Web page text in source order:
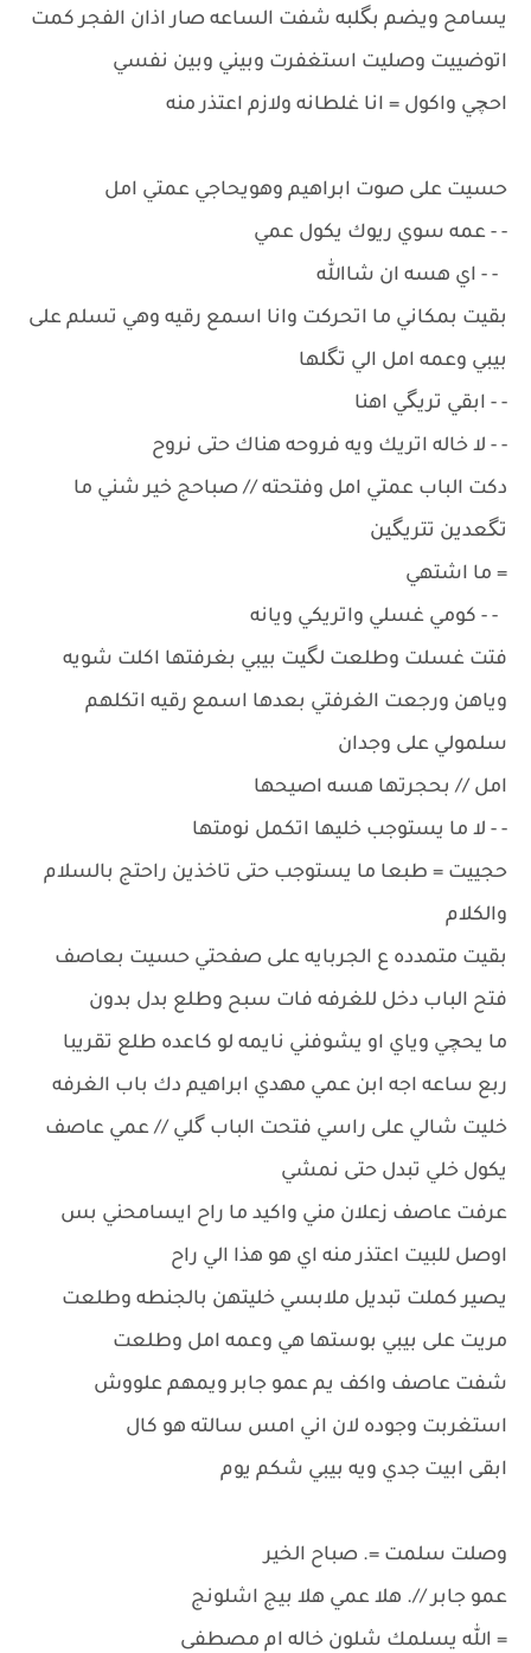
يسامح ويضم بگلبه شفت الساعه صار اذان الفجر كمت
اتوضييت وصليت استغفرت وبيني وبين نفسي
احچي واكول = انا غلطانه ولازم اعتذر منه
حسيت على صوت ابراهيم وهويحاجي عمتي امل
- - عمه سوي ريوك يكول عمي
- - اي هسه ان شاالله
بقيت بمكاني ما اتحركت وانا اسمع رقيه وهي تسلم على
بيبي وعمه امل الي تگلها
- - ابقي تريگي اهنا
- - لا خاله اتريك ويه فروحه هناك حتى نروح
دكت الباب عمتي امل وفتحته // صباحج خير شني ما
تگعدين تتريگين
= ما اشتهي
- - كومي غسلي واتريكي ويانه
فتت غسلت وطلعت لگيت بيبي بغرفتها اكلت شويه
وياهن ورجعت الغرفتي بعدها اسمع رقيه اتكلهم
سلمولي على وجدان
امل // بحجرتها هسه اصيحها
- - لا ما يستوجب خليها اتكمل نومتها
حجييت = طبعا ما يستوجب حتى تاخذين راحتج بالسلام
والكلام
بقيت متمدده ع الجربايه على صفحتي حسيت بعاصف
فتح الباب دخل للغرفه فات سبح وطلع بدل بدون
ما يحچي وياي او يشوفني نايمه لو كاعده طلع تقريبا
ربع ساعه اجه ابن عمي مهدي ابراهيم دك باب الغرفه
خليت شالي على راسي فتحت الباب گلي // عمي عاصف
يكول خلي تبدل حتى نمشي
عرفت عاصف زعلان مني واكيد ما راح ايسامحني بس
اوصل للبيت اعتذر منه اي هو هذا الي راح
يصير كملت تبديل ملابسي خليتهن بالجنطه وطلعت
مريت على بيبي بوستها هي وعمه امل وطلعت
شفت عاصف واكف يم عمو جابر ويمهم علووش
استغربت وجوده لان اني امس سالته هو كال
ابقى ابيت جدي ويه بيبي شكم يوم
وصلت سلمت =. صباح الخير
عمو جابر //. هلا عمي هلا بيج اشلونج
= الله يسلمك شلون خاله ام مصطفى